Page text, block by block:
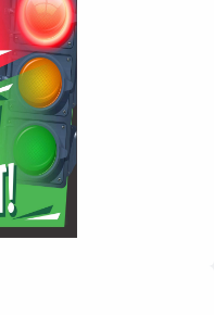
меры социальной
психологическую
Ленинградской